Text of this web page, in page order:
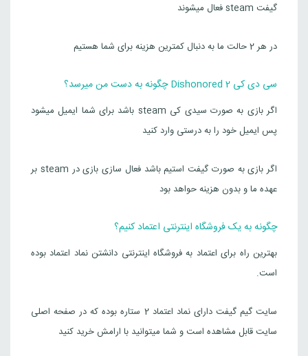
گیفت steam فعال میشوند
در هر 2 حالت ما به دنبال کمترین هزینه برای شما هستیم
سی دی کی Dishonored 2 چگونه به دست من میرسد؟
اگر بازی به صورت سیدی کی steam باشد برای شما ایمیل میشود
پس ایمیل خود را به درستی وارد کنید
اگر بازی به صورت گیفت استیم باشد فعال سازی بازی در steam بر
عهده ما و بدون هزینه حواهد بود
چگونه به یک فروشگاه اینترنتی اعتماد کنیم؟
بهترین راه برای اعتماد به فروشگاه اینترنتی دانشتن نماد اعتماد بوده
است.
سایت گیم گیفت دارای نماد اعتماد 2 ستاره بوده که در صفحه اصلی
سایت قابل مشاهده است و شما میتوانید با ارامش خرید کنید